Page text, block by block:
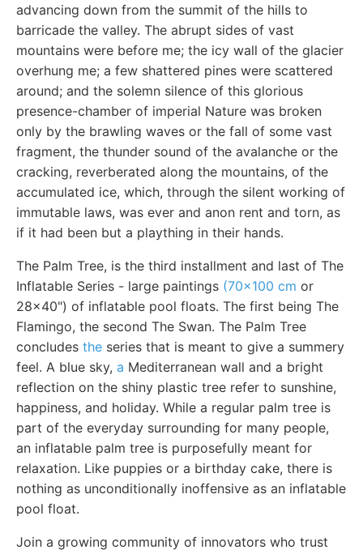
advancing down from the summit of the hills to
barricade the valley. The abrupt sides of vast
mountains were before me; the icy wall of the glacier
overhung me; a few shattered pines were scattered
around; and the solemn silence of this glorious
presence-chamber of imperial Nature was broken
only by the brawling waves or the fall of some vast
fragment, the thunder sound of the avalanche or the
cracking, reverberated along the mountains, of the
accumulated ice, which, through the silent working of
immutable laws, was ever and anon rent and torn, as
if it had been but a plaything in their hands.
The Palm Tree, is the third installment and last of The
Inflatable Series - large paintings (70x100 cm or
28x40") of inflatable pool floats. The first being The
Flamingo, the second The Swan. The Palm Tree
concludes the series that is meant to give a summery
feel. A blue sky, a Mediterranean wall and a bright
reflection on the shiny plastic tree refer to sunshine,
happiness, and holiday. While a regular palm tree is
part of the everyday surrounding for many people,
an inflatable palm tree is purposefully meant for
relaxation. Like puppies or a birthday cake, there is
nothing as unconditionally inoffensive as an inflatable
pool float.
Join a growing community of innovators who trust